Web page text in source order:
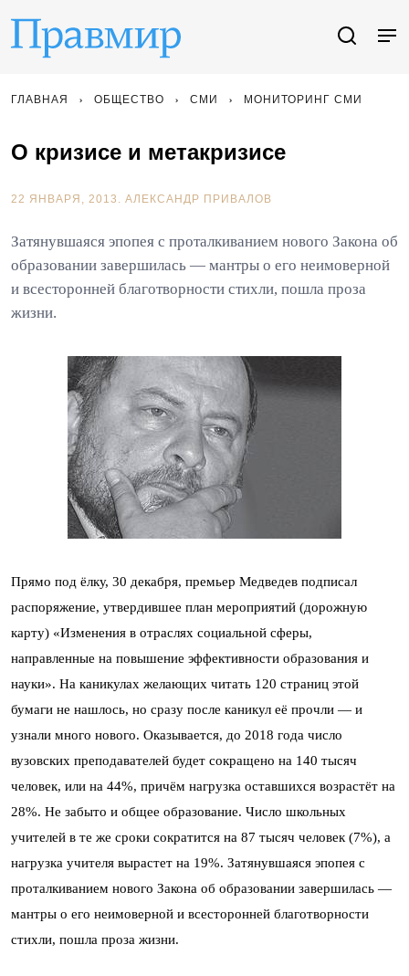
ГЛАВНАЯ ОБЩЕСТВО СМИ МОНИТОРИНГ СМИ
О кризисе и метакризисе
22 ЯНВАРЯ, 2013. АЛЕКСАНДР ПРИВАЛОВ
Затянувшаяся эпопея с проталкиванием нового Закона об
образовании завершилась — мантры о его неимоверной
и всесторонней благотворности стихли, пошла проза
жизни.
Прямо под ёлку, 30 декабря, премьер Медведев подписал
распоряжение, утвердившее план мероприятий (дорожную
карту) «Изменения в отраслях социальной сферы,
направленные на повышение эффективности образования и
науки». На каникулах желающих читать 120 страниц этой
бумаги не нашлось, но сразу после каникул её прочли — и
узнали много нового. Оказывается, до 2018 года число
вузовских преподавателей будет сокращено на 140 тысяч
человек, или на 44%, причём нагрузка оставшихся возрастёт на
28%. Не забыто и общее образование. Число школьных
учителей в те же сроки сократится на 87 тысяч человек (7%), а
нагрузка учителя вырастет на 19%. Затянувшаяся эпопея с
проталкиванием нового Закона об образовании завершилась —
мантры о его неимоверной и всесторонней благотворности
стихли, пошла проза жизни.